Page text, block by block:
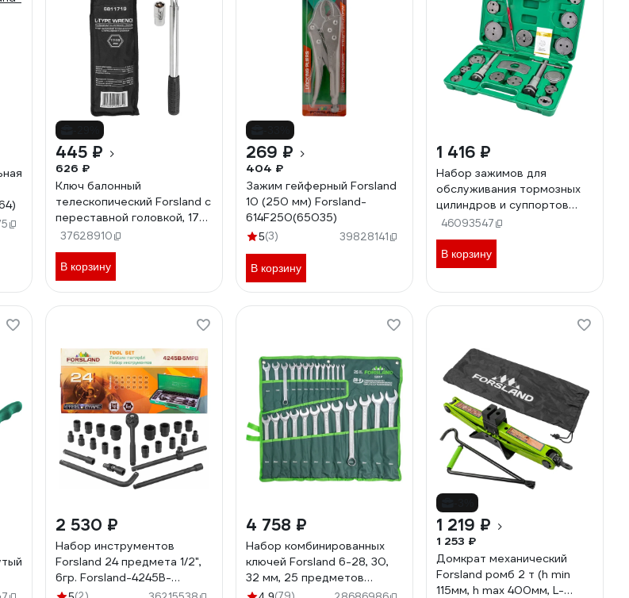
445 ₽
626 ₽
Ключ балонный
телескопический Forsland с
переставной головкой, 17-
19мм Forsland-
6811719(60858)
37628910
В корзину
269 ₽
404 ₽
Зажим гейферный Forsland
10 (250 мм) Forsland-
614F250(65035)
5(3) 39828141
В корзину
1 416 ₽
Набор зажимов для
обслуживания тормозных
цилиндров и суппортов
Forsland 18предметов
Forsland-65805+2(67703)
46093547
В корзину
2 530 ₽
Набор инструментов
Forsland 24 предмета 1/2",
6гр. Forsland-4245B-
5MPB(59965)
4 758 ₽
Набор комбинированных
ключей Forsland 6-28, 30,
32 мм, 25 предметов
Forsland-5261P(55048)
1 219 ₽
1 253 ₽
Домкрат механический
Forsland ромб 2 т (h min
115мм, h max 400мм, L-